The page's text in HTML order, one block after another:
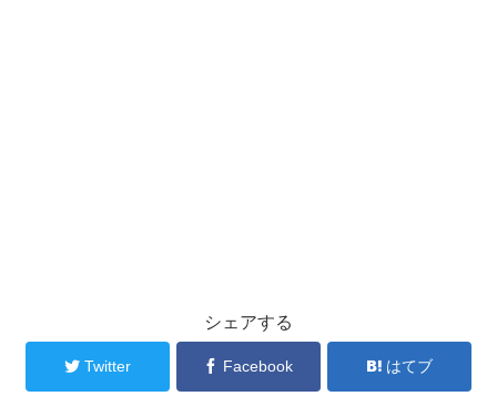
シェアする
Twitter Facebook はてブ